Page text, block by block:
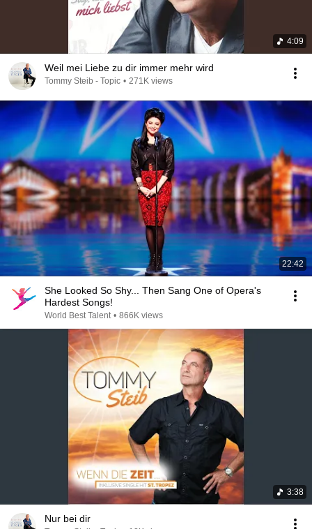
4:09
Weil mei Liebe zu dir immer mehr wird
Tommy Steib - Topic • 271K views
22:42
She Looked So Shy... Then Sang One of Opera's
Hardest Songs!
World Best Talent • 866K views
3:38
Nur bei dir